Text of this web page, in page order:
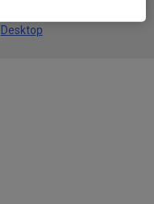
Desktop